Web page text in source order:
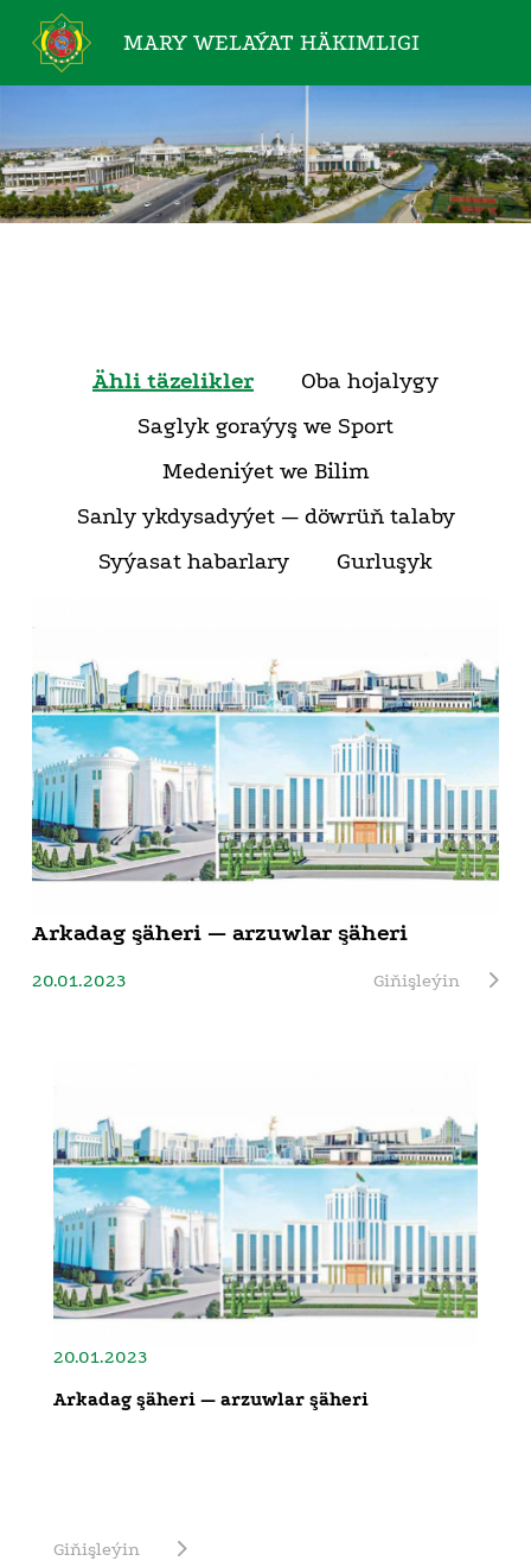
MARY WELAÝAT HÄKIMLIGI
Ähli täzelikler
Oba hojalygy
Saglyk goraýyş we Sport
Medeniýet we Bilim
Sanly ykdysadyýet — döwrüň talaby
Syýasat habarlary
Gurluşyk
Arkadag şäheri — arzuwlar şäheri
20.01.2023 Giňişleýin
20.01.2023
Arkadag şäheri — arzuwlar şäheri
Giňişleýin